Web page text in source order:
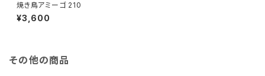
焼き鳥アミーゴ 210
¥3,600
その他の商品